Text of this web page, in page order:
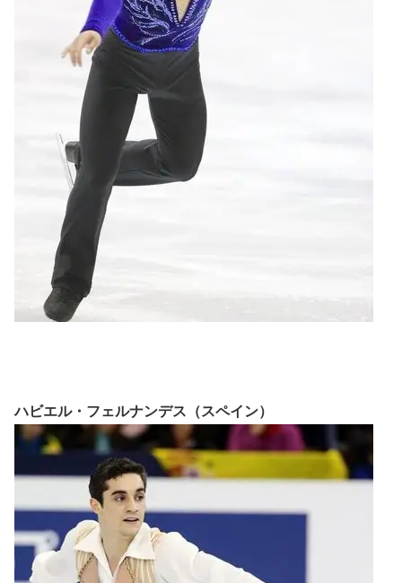
ハビエル・フェルナンデス（スペイン）